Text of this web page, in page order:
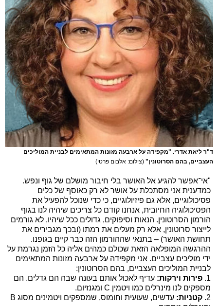
ד"ר ליאת אדרי. "מקפידה על ארבעה מזונות המתאימים לבניית המוליכים
העצביים, בהם הסרוטונין" (צילום: אלבום פרטי)
"אי־אפשר להגיע אל האושר בלי חיבור מושלם של גוף ונפש.
כמדענית אני מסתכלת על אושר לא רק כאוסף של כלים
פסיכולוגיים, אלא גם פיזיולוגיים, כי כדי שנוכל להפעיל את
הפסיכולוגיה החיובית, אנחנו קודם כל צריכים שיהיה לנו בגוף
הורמון הסרוטונין. הנאות וסיפוקים, גדולים ככל שיהיו, לא גורמים
לייצור סרוטונין, אלא רק מעלים את רמתו (ובכך מגבירים את
תחושת האושר) – בתנאי שההורמון הזה כבר קיים בגופנו.
ההרגשה המופלאה הזאת שכולם כמהים אליה כל הזמן נגרמת על
ידי מוליכים עצביים. אני מקפידה על ארבעה מזונות המתאימים
לבניית המוליכים העצביים, בהם הסרוטונין:
1. פירות וירקות: עדיף לאכול אותם בעונה שבה הם גדלים. הם
מספקים לנו מינרלים כמו ויטמין C ומגנזיום.
2. קטניות:
עדשים, שעועית וחומוס, שמספקים ויטמינים מסוג B